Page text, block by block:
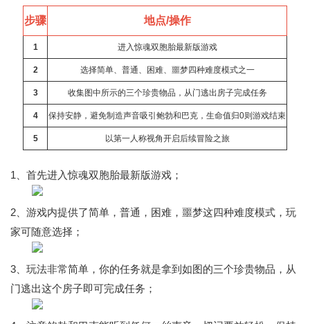
步骤 地点/操作
1 进入惊魂双胞胎最新版游戏
2 选择简单、普通、困难、噩梦四种难度模式之一
3 收集图中所示的三个珍贵物品，从门逃出房子完成任务
4 保持安静，避免制造声音吸引鲍勃和巴克，生命值归0则游戏结束
5 以第一人称视角开启后续冒险之旅
1、首先进入惊魂双胞胎最新版游戏；
2、游戏内提供了简单，普通，困难，噩梦这四种难度模式，玩
家可随意选择；
3、玩法非常简单，你的任务就是拿到如图的三个珍贵物品，从
门逃出这个房子即可完成任务；